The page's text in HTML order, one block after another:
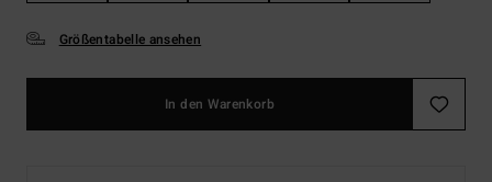
Größentabelle ansehen
In den Warenkorb